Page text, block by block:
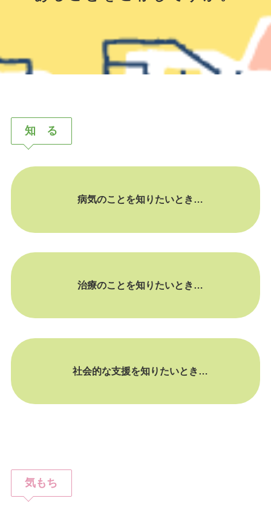
知 る
病気のことを知りたいとき…
治療のことを知りたいとき…
社会的な支援を知りたいとき…
気もち